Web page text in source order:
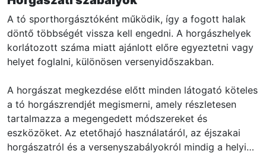
A tó sporthorgásztóként működik, így a fogott halak
döntő többségét vissza kell engedni. A horgászhelyek
korlátozott száma miatt ajánlott előre egyeztetni vagy
helyet foglalni, különösen versenyidőszakban.
A horgászat megkezdése előtt minden látogató köteles
a tó horgászrendjét megismerni, amely részletesen
tartalmazza a megengedett módszereket és
eszközöket. Az etetőhajó használatáról, az éjszakai
horgászatról és a versenyszabályokról mindig a helyi